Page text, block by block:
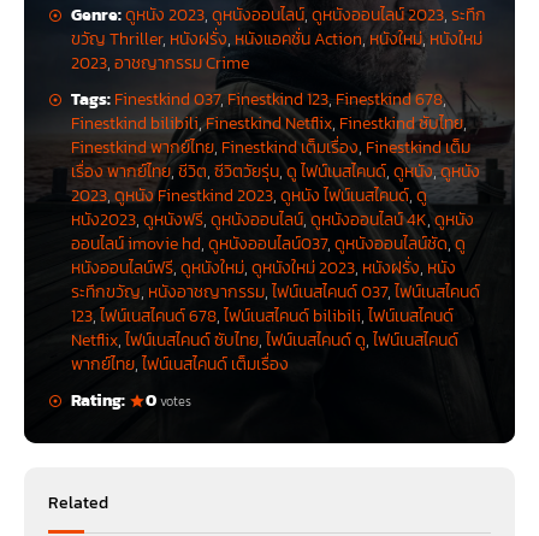
Genre:ดูหนัง 2023,ดูหนังออนไลน์,ดูหนังออนไลน์ 2023,ระทึก
ขวัญ Thriller, หนังฝรั่ง, หนังแอคชั่น Action,หนังใหม่, หนังใหม่
2023,อาชญากรรม Crime
Tags:Finestkind 037,Finestkind 123,Finestkind 678,
Finestkind bilibili,Finestkind Netflix, Finestkind ซับไทย,
Finestkind พากย์ไทย, Finestkind เต็มเรื่อง, Finestkind เต็ม
เรื่อง พากย์ไทย,ชีวิต,ซีวิตวัยรุ่น,ดู ไฟน์เนสไคนด์,ดูหนัง,ดูหนัง
2023,ดูหนัง Finestkind 2023,ดูหนัง ไฟน์เนสไคนด์,ดู
หนัง2023,ดูหนังฟรี,ดูหนังออนไลน์,ดูหนังออนไลน์ 4K,ดูหนัง
ออนไลน์ imovie hd,ดูหนังออนไลน์037,ดูหนังออนไลน์ชัด,ดู
หนังออนไลน์ฟรี,ดูหนังใหม่,ดูหนังใหม่ 2023, หนังฝรั่ง, หนัง
ระทึกขวัญ, หนังอาชญากรรม,ไฟน์เนสไคนด์ 037,ไฟน์เนสไคนด์
123,ไฟน์เนสไคนด์ 678,ไฟน์เนสไคนด์ bilibili,ไฟน์เนสไคนด์
Netflix,ไฟน์เนสไคนด์ ซับไทย,ไฟน์เนสไคนด์ ดู,ไฟน์เนสไคนด์
พากย์ไทย,ไฟน์เนสไคนด์ เต็มเรื่อง
Rating:
0votes
Related